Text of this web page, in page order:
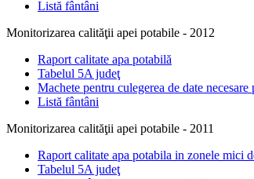
Listă fântâni
Monitorizarea calităţii apei potabile - 2012
Raport calitate apa potabilă
Tabelul 5A judeţ
Machete pentru culegerea de date
Listă fântâni
Monitorizarea calităţii apei potabile - 2011
Raport calitate apa potabila in zonele mici
Tabelul 5A judeţ